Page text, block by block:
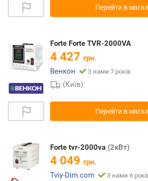
Перейти в
Forte Forte TVR-2000VA
4 427 грн.
Венкон
З нами 7 років
(Київ)
Перейти в
Forte tvr-2000va (2кВт)
4 049 грн.
Tviy-Dim.com
З нами 6